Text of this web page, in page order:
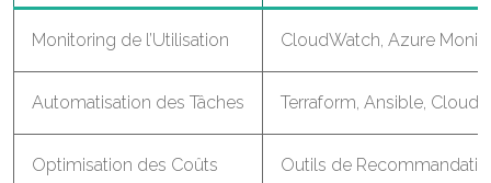
Monitoring de l’Utilisation CloudWatch, Azure
Automatisation des Tâches Terraform, Ansible,
Optimisation des Coûts Outils de